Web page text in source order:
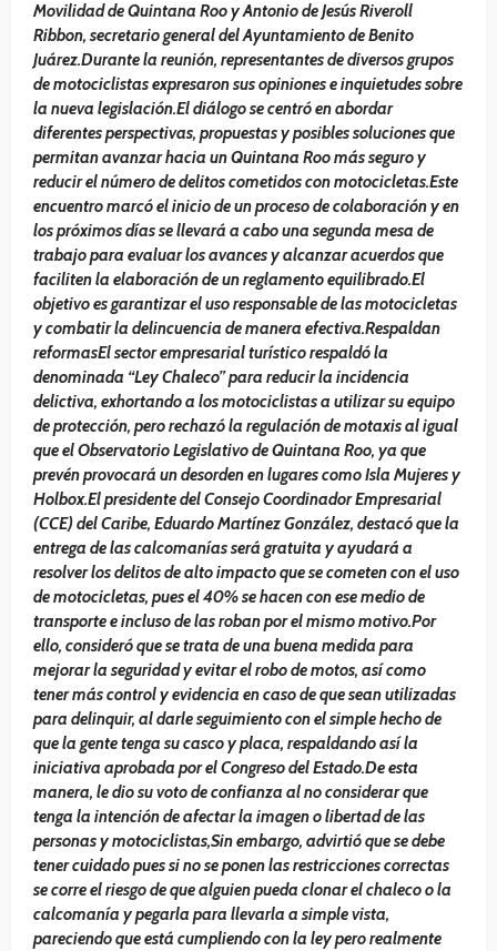
Movilidad de Quintana Roo y Antonio de Jesús Riveroll
Ribbon, secretario general del Ayuntamiento de Benito
Juárez.Durante la reunión, representantes de diversos grupos
de motociclistas expresaron sus opiniones e inquietudes sobre
la nueva legislación.El diálogo se centró en abordar
diferentes perspectivas, propuestas y posibles soluciones que
permitan avanzar hacia un Quintana Roo más seguro y
reducir el número de delitos cometidos con motocicletas.Este
encuentro marcó el inicio de un proceso de colaboración y en
los próximos días se llevará a cabo una segunda mesa de
trabajo para evaluar los avances y alcanzar acuerdos que
faciliten la elaboración de un reglamento equilibrado.El
objetivo es garantizar el uso responsable de las motocicletas
y combatir la delincuencia de manera efectiva.Respaldan
reformasEl sector empresarial turístico respaldó la
denominada “Ley Chaleco” para reducir la incidencia
delictiva, exhortando a los motociclistas a utilizar su equipo
de protección, pero rechazó la regulación de motaxis al igual
que el Observatorio Legislativo de Quintana Roo, ya que
prevén provocará un desorden en lugares como Isla Mujeres y
Holbox.El presidente del Consejo Coordinador Empresarial
(CCE) del Caribe, Eduardo Martínez González, destacó que la
entrega de las calcomanías será gratuita y ayudará a
resolver los delitos de alto impacto que se cometen con el uso
de motocicletas, pues el 40% se hacen con ese medio de
transporte e incluso de las roban por el mismo motivo.Por
ello, consideró que se trata de una buena medida para
mejorar la seguridad y evitar el robo de motos, así como
tener más control y evidencia en caso de que sean utilizadas
para delinquir, al darle seguimiento con el simple hecho de
que la gente tenga su casco y placa, respaldando así la
iniciativa aprobada por el Congreso del Estado.De esta
manera, le dio su voto de confianza al no considerar que
tenga la intención de afectar la imagen o libertad de las
personas y motociclistas,Sin embargo, advirtió que se debe
tener cuidado pues si no se ponen las restricciones correctas
se corre el riesgo de que alguien pueda clonar el chaleco o la
calcomanía y pegarla para llevarla a simple vista,
pareciendo que está cumpliendo con la ley pero realmente